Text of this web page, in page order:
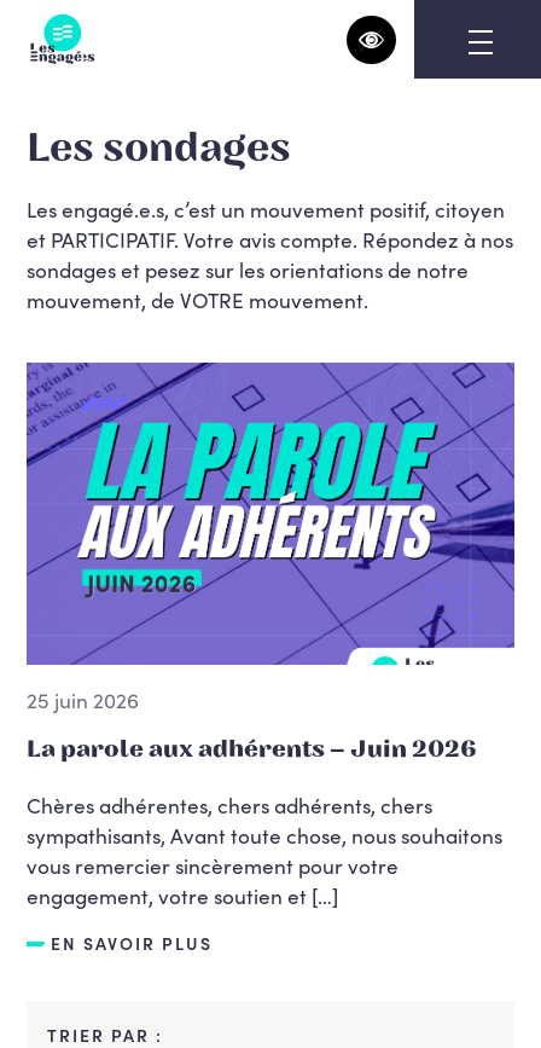
content
Les sondages
Les engagé.e.s, c’est un mouvement positif, citoyen
et PARTICIPATIF. Votre avis compte. Répondez à nos
sondages et pesez sur les orientations de notre
mouvement, de VOTRE mouvement.
25 juin 2026
La parole aux adhérents – Juin 2026
Chères adhérentes, chers adhérents, chers
sympathisants, Avant toute chose, nous souhaitons
vous remercier sincèrement pour votre
engagement, votre soutien et […]
EN SAVOIR PLUS
TRIER PAR :